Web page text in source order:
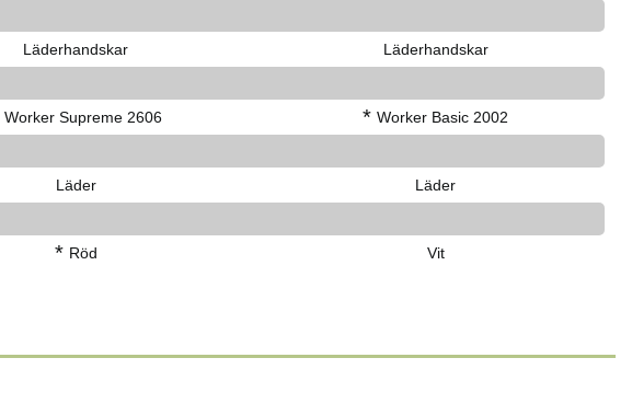
Läderhandskar Läderhandskar
Worker Supreme 2606 * Worker Basic 2002
Läder Läder
* Röd Vit